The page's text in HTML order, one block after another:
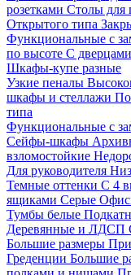
розетками Столы для
Открытого типа
Функциональные с
по высоте С дверцами
Шкафы-купе разные
Узкие пеналы
шкафы и стеллажи
типа
Функциональные с
Сейфы-шкафы
взломостойкие
Для руководителя
Темные оттенки С 4
ящиками Серые
Тумбы белые
Деревянные и ЛДСП
Большие размеры
Греденции Большие